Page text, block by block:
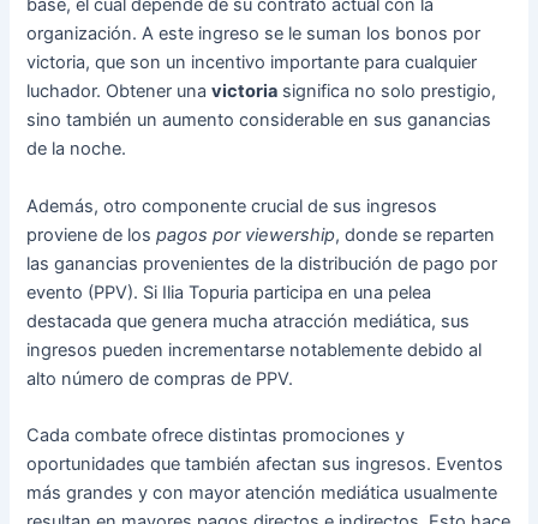
base, el cual depende de su contrato actual con la
organización. A este ingreso se le suman los bonos por
victoria, que son un incentivo importante para cualquier
luchador. Obtener unavictoria significa no solo prestigio,
sino también un aumento considerable en sus ganancias
de la noche.
Además, otro componente crucial de sus ingresos
proviene de lospagos por viewership, donde se reparten
las ganancias provenientes de la distribución de pago por
evento (PPV). Si Ilia Topuria participa en una pelea
destacada que genera mucha atracción mediática, sus
ingresos pueden incrementarse notablemente debido al
alto número de compras de PPV.
Cada combate ofrece distintas promociones y
oportunidades que también afectan sus ingresos. Eventos
más grandes y con mayor atención mediática usualmente